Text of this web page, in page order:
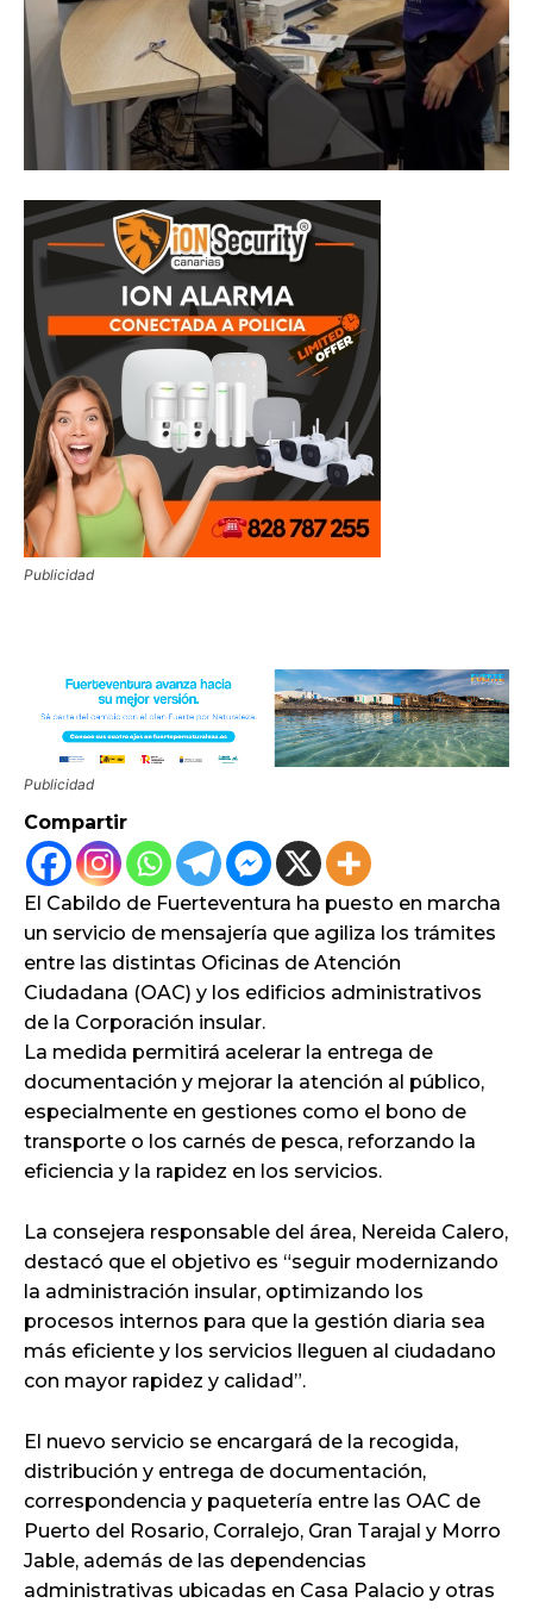
Publicidad
Publicidad
Compartir
El Cabildo de Fuerteventura ha puesto en marcha
un servicio de mensajería que agiliza los trámites
entre las distintas Oficinas de Atención
Ciudadana (OAC) y los edificios administrativos
de la Corporación insular.
La medida permitirá acelerar la entrega de
documentación y mejorar la atención al público,
especialmente en gestiones como el bono de
transporte o los carnés de pesca, reforzando la
eficiencia y la rapidez en los servicios.
La consejera responsable del área, Nereida Calero,
destacó que el objetivo es “seguir modernizando
la administración insular, optimizando los
procesos internos para que la gestión diaria sea
más eficiente y los servicios lleguen al ciudadano
con mayor rapidez y calidad”.
El nuevo servicio se encargará de la recogida,
distribución y entrega de documentación,
correspondencia y paquetería entre las OAC de
Puerto del Rosario, Corralejo, Gran Tarajal y Morro
Jable, además de las dependencias
administrativas ubicadas en Casa Palacio y otras